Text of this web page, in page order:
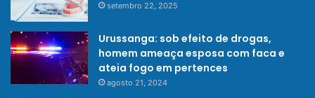
setembro 22, 2025
Urussanga: sob efeito de drogas,
homem ameaça esposa com faca e
ateia fogo em pertences
agosto 21, 2024